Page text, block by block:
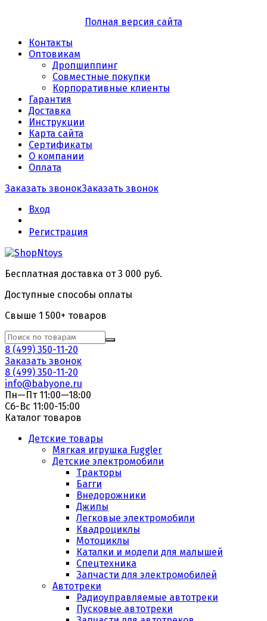
Полная версия сайта
Контакты
Оптовикам
Дропшиппинг
Совместные покупки
Корпоративные клиенты
Гарантия
Доставка
Инструкции
Карта сайта
Сертификаты
О компании
Оплата
Заказать звонокЗаказать звонок
Вход
Регистрация
Бесплатная доставка от 3 000 руб.
Доступные способы оплаты
Свыше 1 500+ товаров
8 (499) 350-11-20
Заказать звонок
8 (499) 350-11-20
info@babyone.ru
Пн—Пт 11:00—18:00
Сб-Вс 11:00-15:00
Каталог товаров
Детские товары
Мягкая игрушка Fuggler
Детские электромобили
Тракторы
Багги
Внедорожники
Джипы
Легковые электромобили
Квадроциклы
Мотоциклы
Каталки и модели для малышей
Спецтехника
Запчасти для электромобилей
Автотреки
Радиоуправляемые автотреки
Пусковые автотреки